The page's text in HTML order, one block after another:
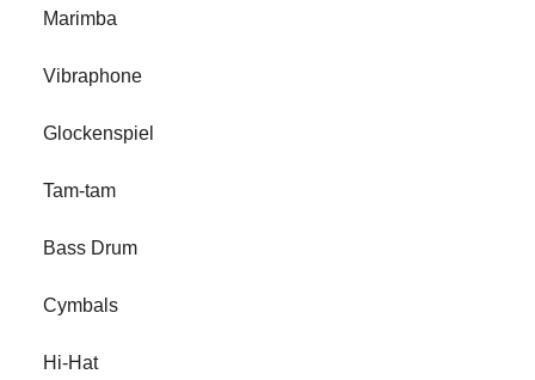
Marimba
Vibraphone
Glockenspiel
Tam-tam
Bass Drum
Cymbals
Hi-Hat